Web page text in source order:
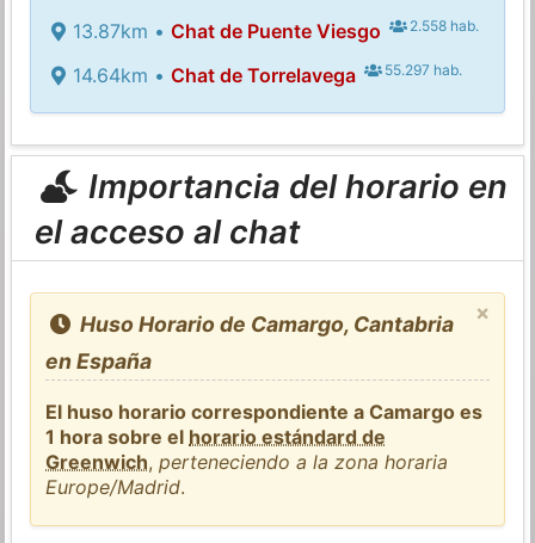
13.87km • Chat de Puente Viesgo 2.558 hab.
14.64km • Chat de Torrelavega 55.297 hab.
Importancia del horario en
el acceso al chat
×
Huso Horario de Camargo, Cantabria
en España
El huso horario correspondiente a Camargo es
1 hora sobre el horario estándard de
Greenwich,perteneciendo a la zona horaria
Europe/Madrid.